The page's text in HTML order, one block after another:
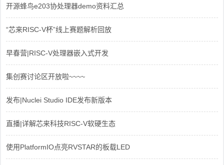
开源蜂鸟e203协处理器demo资料汇总
“芯来RISC-V杯”线上赛题解析回放
早春营|RISC-V处理器嵌入式开发
集创赛讨论区开放啦~~~~
发布|Nuclei Studio IDE发布新版本
直播|详解芯来科技RISC-V软硬生态
使用PlatformIO点亮RVSTAR的板载LED